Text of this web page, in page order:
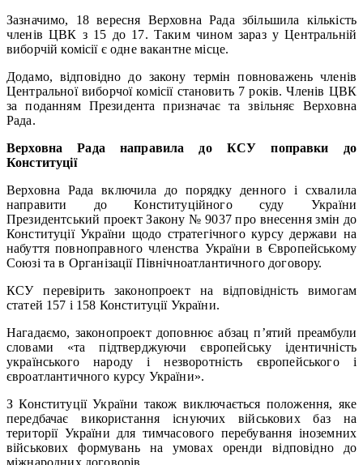
Зазначимо, 18 вересня Верховна Рада збільшила кількість
членів ЦВК з 15 до 17. Таким чином зараз у Центральній
виборчій комісії є одне вакантне місце.
Додамо, відповідно до закону термін повноважень членів
Центральної виборчої комісії становить 7 років. Членів ЦВК
за поданням Президента призначає та звільняє Верховна
Рада.
Верховна Рада направила до КСУ поправки до
Конституції
Верховна Рада включила до порядку денного і схвалила
направити до Конституційного суду України
Президентський проект Закону № 9037 про внесення змін до
Конституції України щодо стратегічного курсу держави на
набуття повноправного членства України в Європейському
Союзі та в Організації Північноатлантичного договору.
КСУ перевірить законопроект на відповідність вимогам
статей 157 і 158 Конституції України.
Нагадаємо, законопроект доповнює абзац п’ятий преамбули
словами «та підтверджуючи європейську ідентичність
українського народу і незворотність європейського і
євроатлантичного курсу України».
З Конституції України також виключається положення, яке
передбачає використання існуючих військових баз на
території України для тимчасового перебування іноземних
військових формувань на умовах оренди відповідно до
міжнародних договорів.